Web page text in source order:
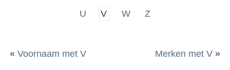
U
V W Z
« Voornaam met V Merken met V »